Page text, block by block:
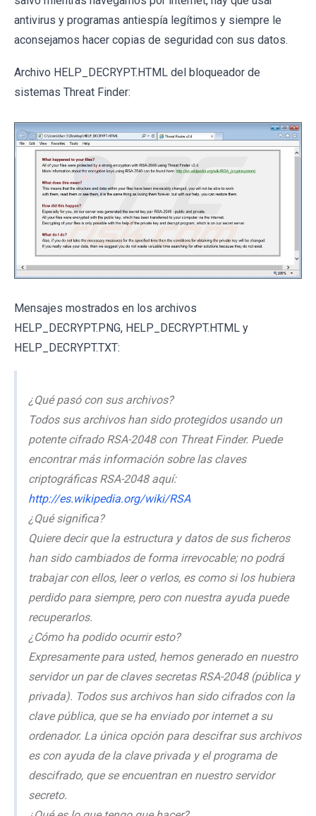
antivirus y programas antiespía legítimos y siempre le
aconsejamos hacer copias de seguridad con sus datos.
Archivo HELP_DECRYPT.HTML del bloqueador de
sistemas Threat Finder:
Mensajes mostrados en los archivos
HELP_DECRYPT.PNG, HELP_DECRYPT.HTML y
HELP_DECRYPT.TXT:
¿Qué pasó con sus archivos?
Todos sus archivos han sido protegidos usando un
potente cifrado RSA-2048 con Threat Finder. Puede
encontrar más información sobre las claves
criptográficas RSA-2048 aquí:
http://es.wikipedia.org/wiki/RSA
¿Qué significa?
Quiere decir que la estructura y datos de sus ficheros
han sido cambiados de forma irrevocable; no podrá
trabajar con ellos, leer o verlos, es como si los hubiera
perdido para siempre, pero con nuestra ayuda puede
recuperarlos.
¿Cómo ha podido ocurrir esto?
Expresamente para usted, hemos generado en nuestro
servidor un par de claves secretas RSA-2048 (pública y
privada). Todos sus archivos han sido cifrados con la
clave pública, que se ha enviado por internet a su
ordenador. La única opción para descifrar sus archivos
es con ayuda de la clave privada y el programa de
descifrado, que se encuentran en nuestro servidor
secreto.